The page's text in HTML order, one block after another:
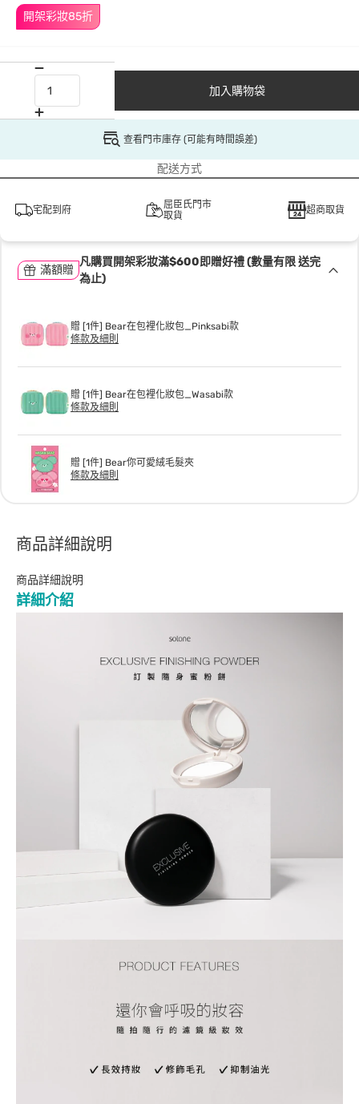
開架彩妝85折
加入購物袋
查看門市庫存 (可能有時間誤差)
配送方式
宅配到府
屈臣氏門市
取貨
超商取貨
滿額贈
凡購買開架彩妝滿$600即贈好禮 (數量有限 送完
為止)
贈 [1件] Bear在包裡化妝包_Pinksabi款
條款及細則
贈 [1件] Bear在包裡化妝包_Wasabi款
條款及細則
贈 [1件] Bear你可愛絨毛髮夾
條款及細則
商品詳細說明
商品詳細說明
詳細介紹